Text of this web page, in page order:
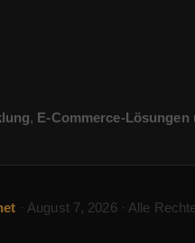
, E-Commerce-Lösungen
· August 7, 2026 · Alle